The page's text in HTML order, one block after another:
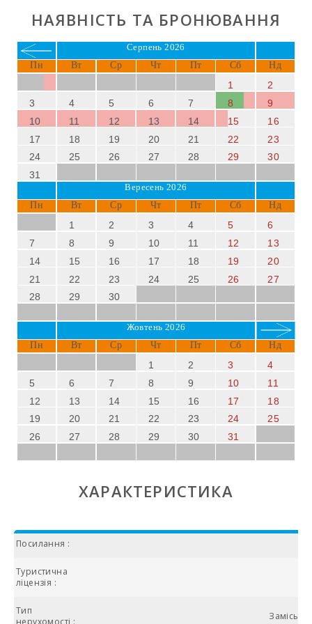
автомобілів.
Дозволено з тваринами .
Заїзд та виїздлише в суботу в липні та серпні.
Додаткове обладнання: 2 дитячі ліжечка та 3
дитячих стільця.
Для додаткових витрат або запитів звертайтеся до
орендодавця.
Вілла Es Puig des Call
є відмінним вибором для тих, хто
шукає
повний відпочинок на Майорці
: природа,
комфорт та близькість до найкращих пляжів та
визначних місць південного сходу острова.
НАЯВНІСТЬ ТА БРОНЮВАННЯ
Серпень 2026
Пн Вт Ср Чт Пт Сб Нд
1
2
3
4 5 6 7 8
9
10
11 12 13 14 15
16
17
18 19 20 21 22
23
24
25 26 27 28 29
30
31
Вересень 2026
Пн Вт Ср Чт Пт Сб Нд
1 2 3 4 5
6
7
8 9 10 11 12
13
14
15 16 17 18 19
20
21
22 23 24 25 26
27
28
29 30
Жовтень 2026
Пн Вт Ср Чт Пт Сб Нд
1 2 3
4
5
6 7 8 9 10
11
12
13 14 15 16 17
18
19
20 21 22 23 24
25
26
27 28 29 30 31
ХАРАКТЕРИСТИКА
Посилання :
Туристична
ліцензія :
Тип
нерухомості :
Заміська